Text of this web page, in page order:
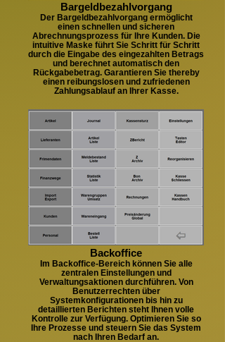
Bargeldbezahlvorgang
Der Bargeldbezahlvorgang ermöglicht
einen schnellen und sicheren
Abrechnungsprozess für Ihre Kunden. Die
intuitive Maske führt Sie Schritt für Schritt
durch die Eingabe des eingezahlten Betrags
und berechnet automatisch den
Rückgabebetrag. Garantieren Sie thereby
einen reibungslosen und zufriedenen
Zahlungsablauf an Ihrer Kasse.
Backoffice
Im Backoffice-Bereich können Sie alle
zentralen Einstellungen und
Verwaltungsaktionen durchführen. Von
Benutzerrechten über
Systemkonfigurationen bis hin zu
detaillierten Berichten steht Ihnen volle
Kontrolle zur Verfügung. Optimieren Sie so
Ihre Prozesse und steuern Sie das System
nach Ihren Bedarf an.